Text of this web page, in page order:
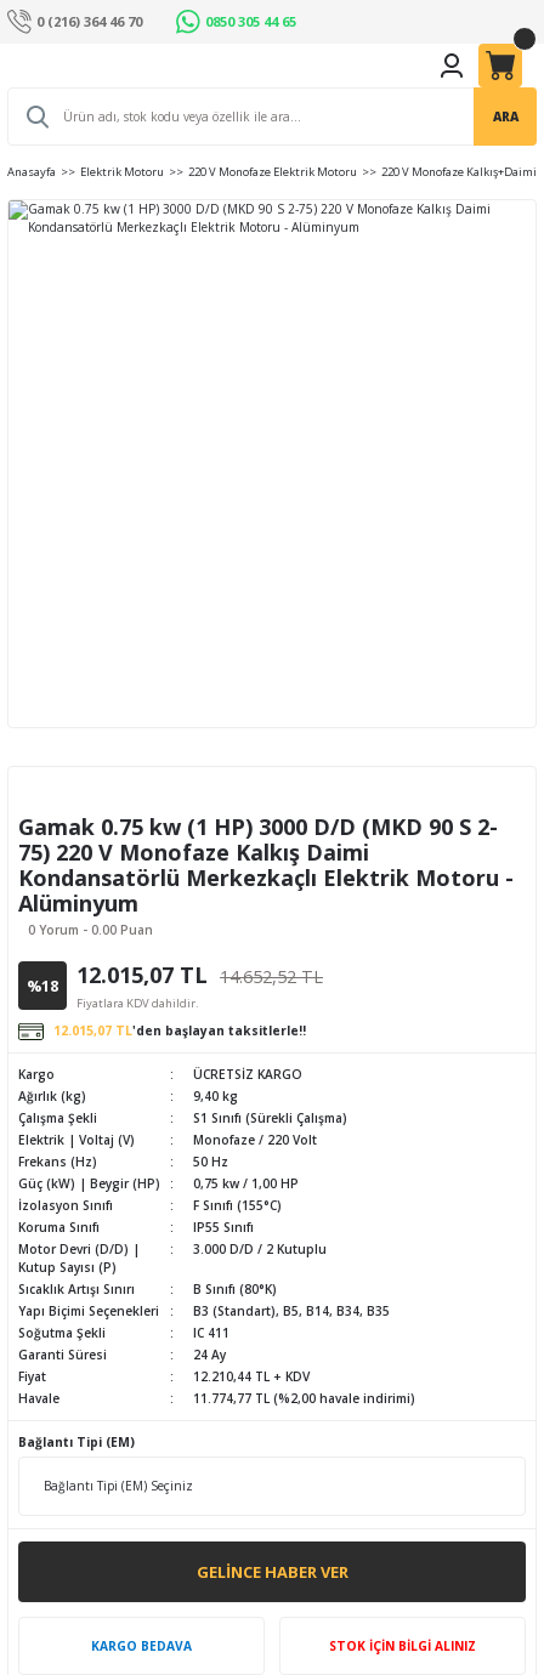
0 (216) 364 46 70 0850 305 44 65
ARA
Anasayfa Elektrik Motoru 220 V Monofaze Elektrik Motoru 220 V Monofaze
Gamak 0.75 kw (1 HP) 3000 D/D (MKD 90 S 2-
75) 220 V Monofaze Kalkış Daimi
Kondansatörlü Merkezkaçlı Elektrik Motoru -
Alüminyum
0 Yorum - 0.00 Puan
%18 12.015,07 TL 14.652,52 TL
Fiyatlara KDV dahildir.
12.015,07 TL'den başlayan taksitlerle!!
Kargo
ÜCRETSİZ KARGO
Ağırlık (kg)
9,40 kg
Çalışma Şekli
S1 Sınıfı (Sürekli Çalışma)
Elektrik | Voltaj (V)
Monofaze / 220 Volt
Frekans (Hz)
50 Hz
Güç (kW) | Beygir (HP)
0,75 kw / 1,00 HP
İzolasyon Sınıfı
F Sınıfı (155°C)
Koruma Sınıfı
IP55 Sınıfı
Motor Devri (D/D) |
Kutup Sayısı (P)
3.000 D/D / 2 Kutuplu
Sıcaklık Artışı Sınırı
B Sınıfı (80°K)
Yapı Biçimi Seçenekleri
B3 (Standart), B5, B14, B34, B35
Soğutma Şekli
IC 411
Garanti Süresi
24 Ay
Fiyat
12.210,44 TL + KDV
Havale
11.774,77 TL (%2,00 havale indirimi)
Bağlantı Tipi (EM)
GELINCE HABER VER
KARGO BEDAVA STOK İÇİN BİLGİ ALINIZ